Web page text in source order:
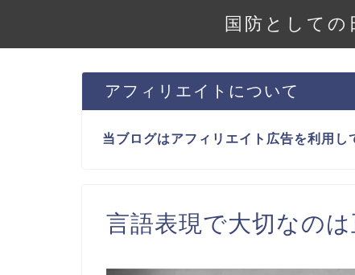
国防として
アフィリエイトについて
当ブログはアフィリエイト広告を利用し
言語表現で大切なの